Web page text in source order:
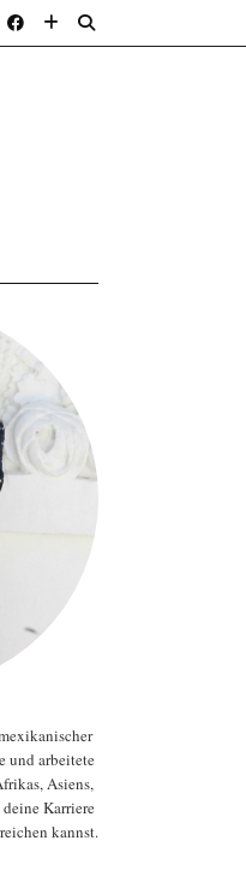
und arbeitete
Asiens,
Karriere
kannst.